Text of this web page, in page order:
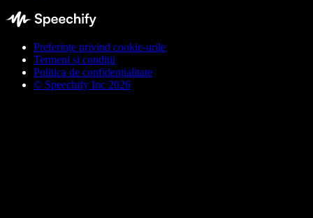
Preferințe privind cookie-urile
Termeni și condiții
Politica de confidențialitate
© Speechify Inc 2026